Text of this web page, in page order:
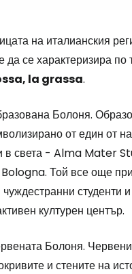
на италианския
се характеризира по
la grassa.
Болоня.
от един от
в света - Alma Mater
Той все още
студенти
културен център.
Болоня.
и стените на